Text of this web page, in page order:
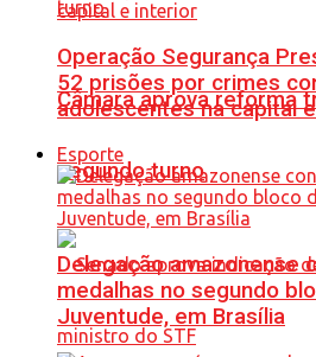
Câmara aprova reforma
segundo turno
Operação Segurança
52 prisões por crimes
adolescentes na capital
Esporte
Delegação amazonense
medalhas no segundo
Juventude, em Brasília